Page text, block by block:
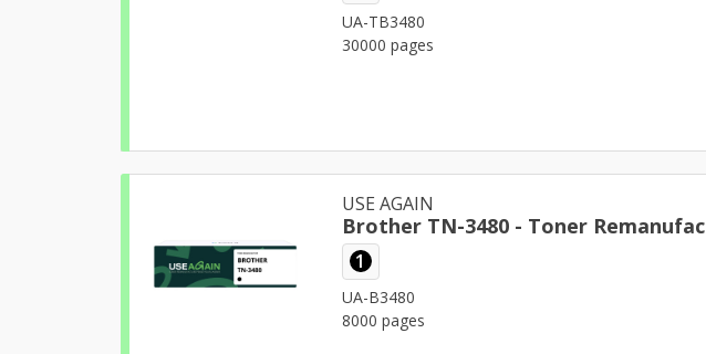
UA-TB3480
30000 pages
USE AGAIN
Brother TN-3480 - Toner
1
UA-B3480
8000 pages